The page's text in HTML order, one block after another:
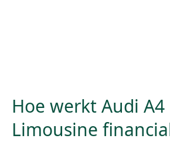
Hoe werkt Audi A4
Limousine